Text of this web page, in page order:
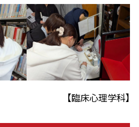
【臨床心理学科】